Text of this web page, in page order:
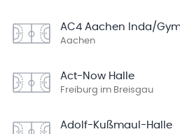
AC4 Aachen Inda/
Aachen
Act-Now Halle
Freiburg im Breisgau
Adolf-Kußmaul-Halle